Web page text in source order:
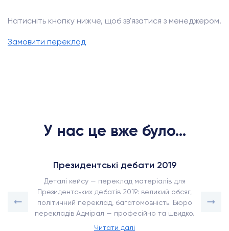
Натисніть кнопку нижче, щоб зв'язатися з менеджером.
Замовити переклад
У нас це вже було...
Президентські дебати 2019
Деталі кейсу — переклад матеріалів для
Президентських дебатів 2019: великий обсяг,
політичний переклад, багатомовність. Бюро
перекладів Адмірал — професійно та швидко.
Читати далі